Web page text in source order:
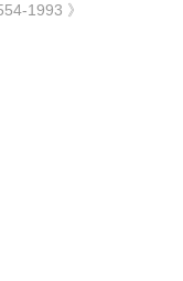
1993 》